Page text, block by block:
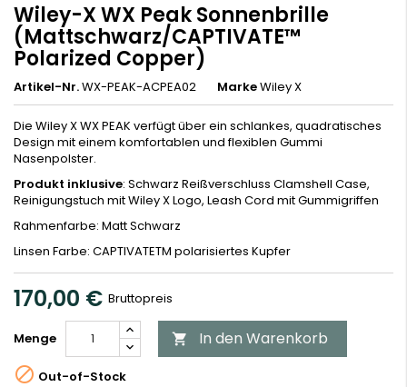
Wiley-X WX Peak Sonnenbrille
(Mattschwarz/CAPTIVATE™
Polarized Copper)
Artikel-Nr.WX-PEAK-ACPEA02 MarkeWiley X
Die Wiley X WX PEAK verfügt über ein schlankes, quadratisches
Design mit einem komfortablen und flexiblen Gummi
Nasenpolster.
Produkt inklusive: Schwarz Reißverschluss Clamshell Case,
Reinigungstuch mit Wiley X Logo, Leash Cord mit Gummigriffen
Rahmenfarbe: Matt Schwarz
Linsen Farbe: CAPTIVATETM polarisiertes Kupfer
170,00 € Bruttopreis
Menge  In den Warenkorb
 Out-of-Stock